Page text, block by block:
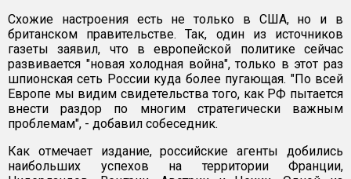
Схожие настроения есть не только в США, но и в
британском правительстве. Так, один из источников
газеты заявил, что в европейской политике сейчас
развивается "новая холодная война", только в этот раз
шпионская сеть России куда более пугающая. "По всей
Европе мы видим свидетельства того, как РФ пытается
внести раздор по многим стратегически важным
проблемам", - добавил собеседник.
Как отмечает издание, российские агенты добились
наибольших успехов на территории Франции,